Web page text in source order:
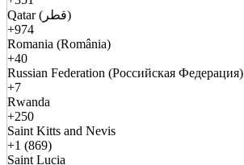
Qatar (قطر)
+974
Romania (România)
+40
Russian Federation (Российская Федерация)
+7
Rwanda
+250
Saint Kitts and Nevis
+1 (869)
Saint Lucia